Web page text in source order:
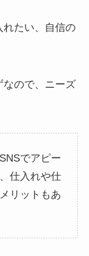
れたい、自信の
なので、ニーズ
でアピー
仕入れや仕
リットもあ